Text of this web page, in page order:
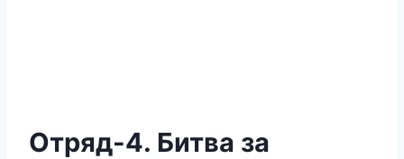
Отряд-4. Битва за